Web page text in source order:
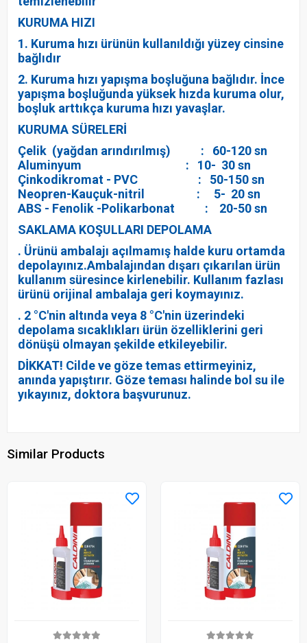
KURUMA HIZI
1. Kuruma hızı ürünün kullanıldığı yüzey cinsine
bağlıdır
2. Kuruma hızı yapışma boşluğuna bağlıdır. İnce
yapışma boşluğunda yüksek hızda kuruma olur,
boşluk arttıkça kuruma hızı yavaşlar.
KURUMA SÜRELERİ
Çelik (yağdan arındırılmış) : 60-120 sn
Aluminyum : 10- 30 sn
Çinkodikromat - PVC : 50-150 sn
Neopren-Kauçuk-nitril : 5- 20 sn
ABS - Fenolik -Polikarbonat : 20-50 sn
SAKLAMA KOŞULLARI DEPOLAMA
. Ürünü ambalajı açılmamış halde kuru ortamda
depolayınız.Ambalajından dışarı çıkarılan ürün
kullanım süresince kirlenebilir. Kullanım fazlası
ürünü orijinal ambalaja geri koymayınız.
. 2 °C'nin altında veya 8 °C'nin üzerindeki
depolama sıcaklıkları ürün özelliklerini geri
dönüşü olmayan şekilde etkileyebilir.
DİKKAT! Cilde ve göze temas ettirmeyiniz,
anında yapıştırır. Göze teması halinde bol su ile
yıkayınız, doktora başvurunuz.
Similar Products